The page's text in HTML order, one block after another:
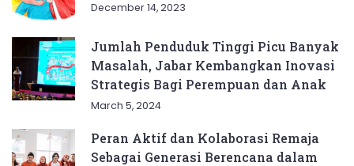
December 14, 2023
Jumlah Penduduk Tinggi Picu Banyak
Masalah, Jabar Kembangkan Inovasi
Strategis Bagi Perempuan dan Anak
March 5, 2024
Peran Aktif dan Kolaborasi Remaja
Sebagai Generasi Berencana dalam